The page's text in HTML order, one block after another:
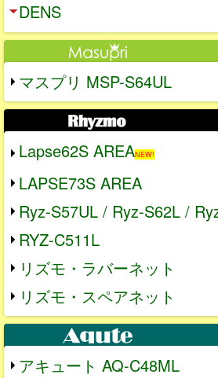
DENS
マスプリ MSP-S64UL
Lapse62S AREANEW!
LAPSE73S AREA
Ryz-S57UL / Ryz-S62L /
RYZ-C511L
リズモ・ラバーネット
リズモ・スペアネット
アキュート AQ-C48ML